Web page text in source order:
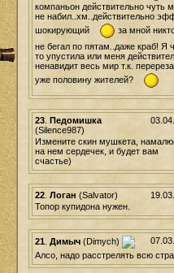
компаньон действительно чуть
не набил..хм..действительно
шокирующий
за мной
не бегал по пятам..даже краб! Я
то упустила или меня
ненавидит весь мир т.к.
уже половину жителей?
23. Педомишка
(Silence987)
Измените скин мушкета,
на нем сердечек, и будет вам
счастье)
22. Логан (Salvator)
Топор купидона нужен.
21. Димыч(Dimych)
Алсо, надо расстрелять всю